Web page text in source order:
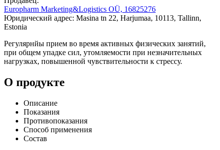
Europharm Marketing&Logistics OÜ, 16825276
Юридический адрес: Masina tn 22, Harjumaa, 10113, Tallinn,
Estonia
Регулярнйы прием во время активных физических занятий,
при общем упадке сил, утомляемости при незначительных
нагрузках, повышенной чувствительности к стрессу.
О продукте
Описание
Показания
Противопоказания
Способ применения
Состав